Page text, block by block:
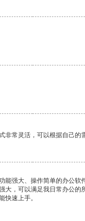
非常灵活，可以根据自己的
能强大、操作简单的办公软
大，可以满足我日常办公的
快速上手。